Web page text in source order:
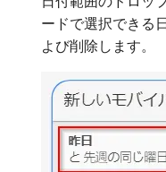
ードで選択できる
よび削除します。